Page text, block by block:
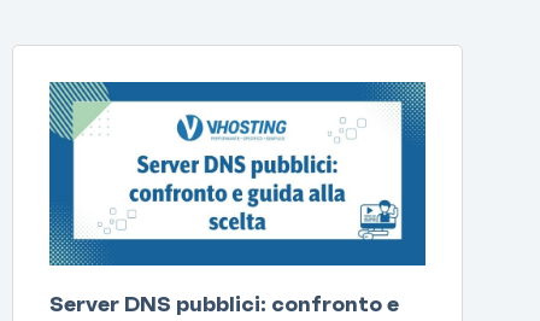
Server DNS pubblici: confronto e